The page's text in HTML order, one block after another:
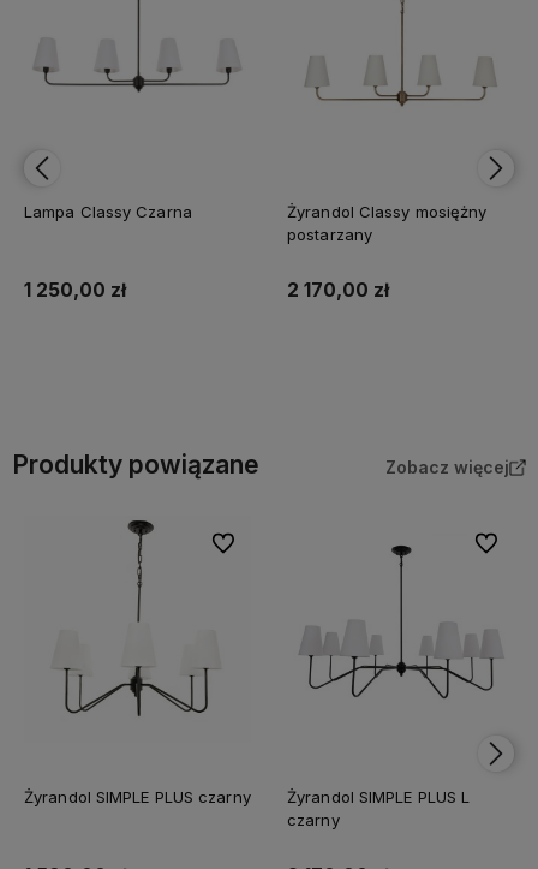
Lampa Classy Czarna
1 250,00 zł
Żyrandol Classy mosiężny
postarzany
2 170,00 zł
Produkty powiązane Zobacz więcej
Żyrandol SIMPLE PLUS czarny
Do ulubionych
Żyrandol SIMPLE PLUS L
czarny
Do